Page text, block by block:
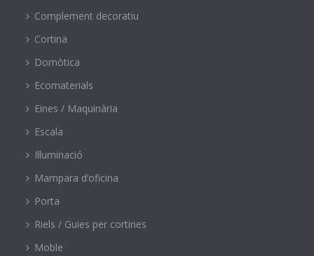
Complement decoratiu
Cortina
Domòtica
Ecomaterials
Eines / Maquinària
Escala
Il·luminació
Mampara d’oficina
Porta
Riels / Guies per cortines
Moble